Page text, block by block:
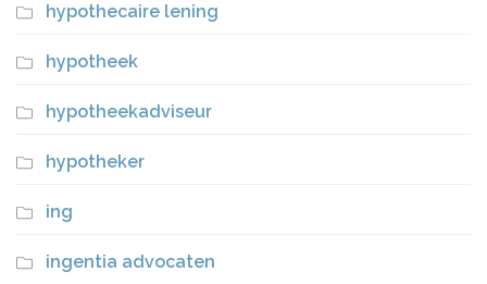
hypothecaire lening
hypotheek
hypotheekadviseur
hypotheker
ing
ingentia advocaten